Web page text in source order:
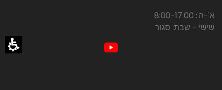
א'-ה': 8:00-17:00
שישי - שבת: סגור